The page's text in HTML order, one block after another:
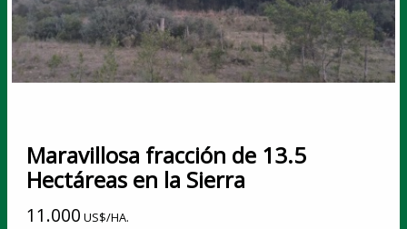
Maravillosa fracción de 13.5
Hectáreas en la Sierra
11.000 US$/HA.